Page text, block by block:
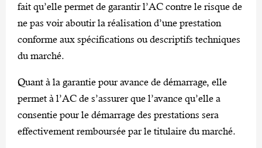
fait qu’elle permet de garantir l’AC contre le risque de
ne pas voir aboutir la réalisation d’une prestation
conforme aux spécifications ou descriptifs techniques
du marché.
Quant à la garantie pour avance de démarrage, elle
permet à l’AC de s’assurer que l’avance qu’elle a
consentie pour le démarrage des prestations sera
effectivement remboursée par le titulaire du marché.